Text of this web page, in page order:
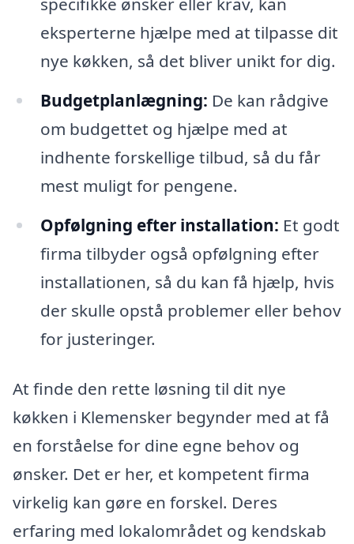
eksperterne hjælpe med at tilpasse dit
nye køkken, så det bliver unikt for dig.
Budgetplanlægning: De kan rådgive
om budgettet og hjælpe med at
indhente forskellige tilbud, så du får
mest muligt for pengene.
Opfølgning efter installation: Et godt
firma tilbyder også opfølgning efter
installationen, så du kan få hjælp, hvis
der skulle opstå problemer eller behov
for justeringer.
At finde den rette løsning til dit nye
køkken i Klemensker begynder med at få
en forståelse for dine egne behov og
ønsker. Det er her, et kompetent firma
virkelig kan gøre en forskel. Deres
erfaring med lokalområdet og kendskab